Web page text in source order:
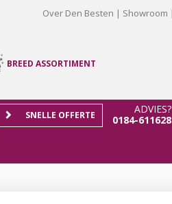
Over Den Besten Showroom
BREED ASSORTIMENT
ADVIES?
0184-611628
SNELLE OFFERTE